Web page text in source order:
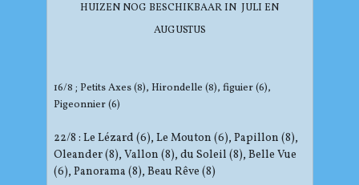
HUIZEN NOG BESCHIKBAAR IN JULI EN
AUGUSTUS
16/8 ; Petits Axes (8), Hirondelle (8), figuier (6),
Pigeonnier (6)
22/8 : Le Lézard (6), Le Mouton (6), Papillon (8),
Oleander (8), Vallon (8), du Soleil (8), Belle Vue
(6), Panorama (8), Beau Rêve (8)